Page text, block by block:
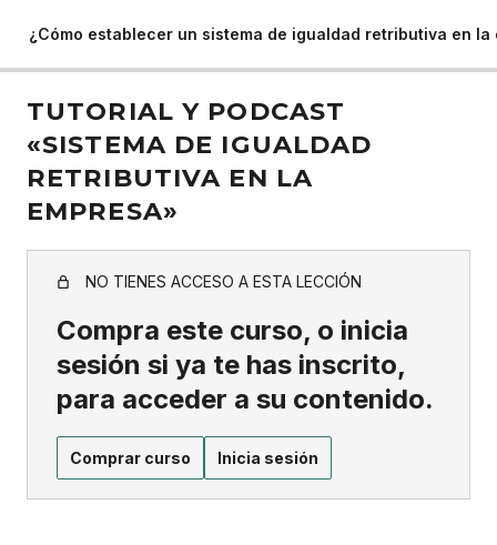
¿Cómo establecer un sistema de igualdad retributiva en la
TUTORIAL Y PODCAST
«SISTEMA DE IGUALDAD
RETRIBUTIVA EN LA
EMPRESA»
NO TIENES ACCESO A ESTA LECCIÓN
Compra este curso, o inicia
sesión si ya te has inscrito,
para acceder a su contenido.
Comprar curso Inicia sesión